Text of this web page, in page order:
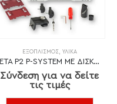
ΕΞΟΠΛΙΣΜΌΣ, ΥΛΙΚΆ
ZETA P2 P-SYSTEM ΜΕ ΔΙΣΚΟ DP (ΔΙΑΜΑΝΤΙ)
Σύνδεση για να δείτε
τις τιμές